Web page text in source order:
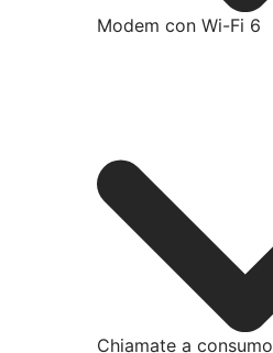
Modem con Wi-Fi 6
Chiamate a consumo